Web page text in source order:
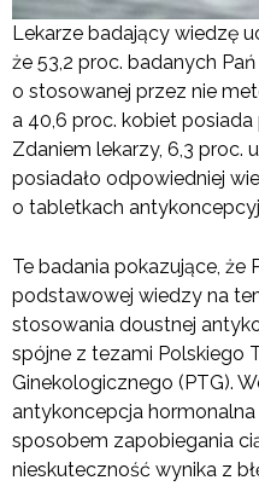
Lekarze badający wiedzę
że 53,2 proc. badanych
o stosowanej przez nie
a 40,6 proc. kobiet posiada
Zdaniem lekarzy, 6,3 proc.
posiadało odpowiedniej
o tabletkach
Te badania pokazujące, że
podstawowej wiedzy na
stosowania doustnej
spójne z tezami Polskiego
Ginekologicznego (PTG).
antykoncepcja
sposobem zapobiegania
nieskuteczność wynika z